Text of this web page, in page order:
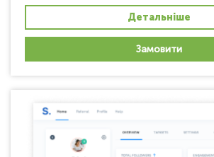
Детальніше
Замовити